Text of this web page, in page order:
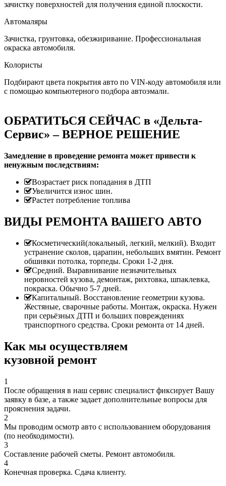
зачистку поверхностей для получения единой плоскости.
Автомаляры
Зачистка, грунтовка, обезжиривание. Профессиональная
окраска автомобиля.
Колористы
Подбирают цвета покрытия авто по VIN-коду автомобиля или
с помощью компьютерного подбора автоэмали.
ОБРАТИТЬСЯ СЕЙЧАС в «Дельта-
Сервис» – ВЕРНОЕ РЕШЕНИЕ
Замедление в проведение ремонта может привести к
ненужным последствиям:
Возрастает риск попадания в ДТП
Увеличится износ шин.
Растет потребление топлива
ВИДЫ РЕМОНТА ВАШЕГО АВТО
Косметический(локальный, легкий, мелкий). Входит
устранение сколов, царапин, небольших вмятин. Ремонт
обшивки потолка, торпеды. Сроки 1-2 дня.
Средний. Выравнивание незначительных
неровностей кузова, демонтаж, рихтовка, шпаклевка,
покраска. Обычно 5-7 дней.
Капитальный. Восстановление геометрии кузова.
Жестяные, сварочные работы. Монтаж, окраска. Нужен
при серьёзных ДТП и больших повреждениях
транспортного средства. Сроки ремонта от 14 дней.
Как мы осуществляем
кузовной ремонт
1
После обращения в наш сервис специалист фиксирует Вашу
заявку в базе, а также задает дополнительные вопросы для
прояснения задачи.
2
Мы проводим осмотр авто с использованием оборудования
(по необходимости).
3
Составление рабочей сметы. Ремонт автомобиля.
4
Конечная проверка. Сдача клиенту.